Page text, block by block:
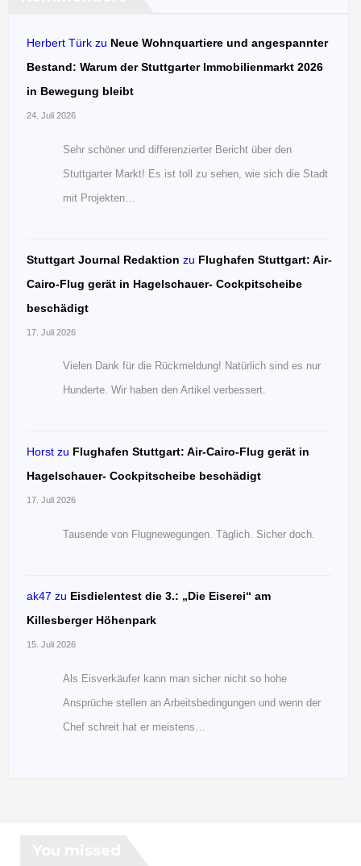
Herbert Türk zu Neue Wohnquartiere und angespannter
Bestand: Warum der Stuttgarter Immobilienmarkt 2026
in Bewegung bleibt
24. Juli 2026
Sehr schöner und differenzierter Bericht über den
Stuttgarter Markt! Es ist toll zu sehen, wie sich die Stadt
mit Projekten…
Stuttgart Journal Redaktion zu Flughafen Stuttgart: Air-
Cairo-Flug gerät in Hagelschauer- Cockpitscheibe
beschädigt
17. Juli 2026
Vielen Dank für die Rückmeldung! Natürlich sind es nur
Hunderte. Wir haben den Artikel verbessert.
Horst zu Flughafen Stuttgart: Air-Cairo-Flug gerät in
Hagelschauer- Cockpitscheibe beschädigt
17. Juli 2026
Tausende von Flugnewegungen. Täglich. Sicher doch.
ak47 zu Eisdielentest die 3.: „Die Eiserei“ am
Killesberger Höhenpark
15. Juli 2026
Als Eisverkäufer kann man sicher nicht so hohe
Ansprüche stellen an Arbeitsbedingungen und wenn der
Chef schreit hat er meistens…